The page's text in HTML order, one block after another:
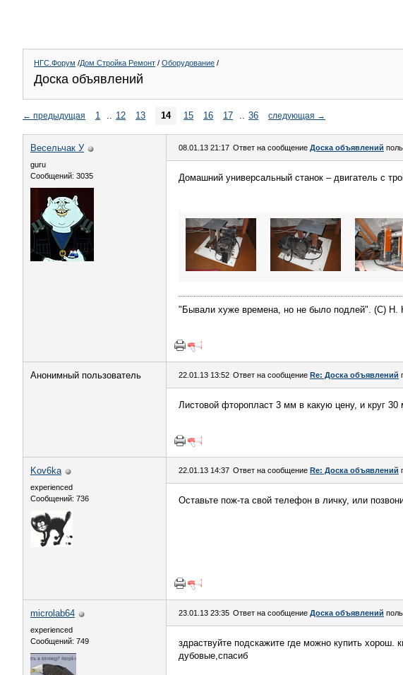
НГС.Форум /Дом Стройка Ремонт / Оборудование /
Доска объявлений
← предыдущая 1 .. 12 13 14 15 16 17 .. 36 следующая →
Весельчак У
guru
Сообщений: 3035
08.01.13 21:17 Ответ на сообщение Доска объявлений
Домашний универсальный станок – двигатель с
"Бывали хуже времена, но не было подлей". (C) Н.
Анонимный пользователь 22.01.13 13:52 Ответ на сообщение Re: Доска объявлений
Листовой фторопласт 3 мм в какую цену, и круг 30
Kov6ka
experienced
Сообщений: 736
22.01.13 14:37 Ответ на сообщение Re: Доска объявлений
Оставьте пож-та свой телефон в личку, или
microlab64
experienced
Сообщений: 749
23.01.13 23:35 Ответ на сообщение Доска объявлений
здраствуйте подскажите где можно купить хорош.
дубовые,спасиб